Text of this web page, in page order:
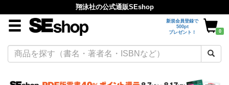
翔泳社の公式通販SEshop
新規会員登録で
500pt
プレゼント！
0